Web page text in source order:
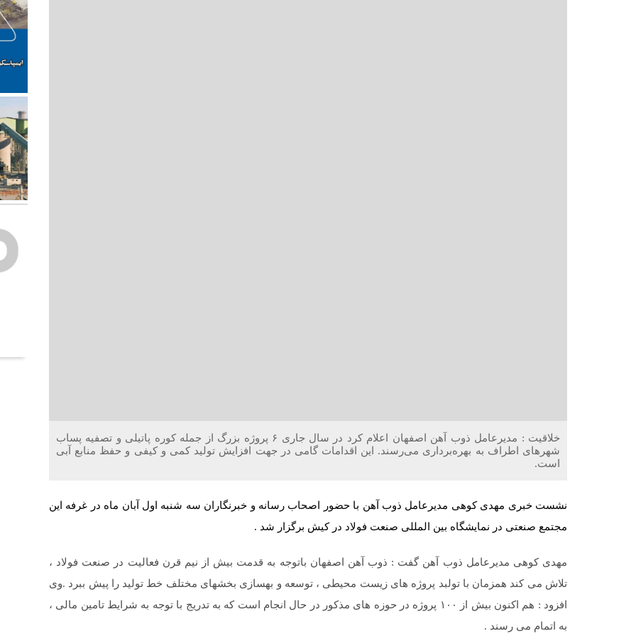
خلاقیت : مدیرعامل ذوب آهن اصفهان اعلام کرد در سال جاری ۶ پروژه بزرگ از جمله کوره پاتیلی و تصفیه پساب
شهرهای اطراف به بهره‌برداری می‌رسند. این اقدامات گامی در جهت افزایش تولید کمی و کیفی و حفظ منابع آبی
است.
نشست خبری مهدی کوهی مدیرعامل ذوب آهن با حضور اصحاب رسانه و خبرنگاران سه شنبه اول آبان ماه در غرفه این
مجتمع صنعتی در نمایشگاه بین المللی صنعت فولاد در کیش برگزار شد .
مهدی کوهی مدیرعامل ذوب آهن گفت : ذوب آهن اصفهان باتوجه به قدمت بیش از نیم قرن فعالیت در صنعت فولاد ،
تلاش می کند همزمان با تولبد پروژه های زیست محیطی ، توسعه و بهسازی بخشهای مختلف خط تولید را پیش ببرد .وی
افزود : هم اکنون بیش از ۱۰۰ پروژه در حوزه های مذکور در حال انجام است که به تدریج با توجه به شرایط تامین مالی ،
به اتمام می رسند .